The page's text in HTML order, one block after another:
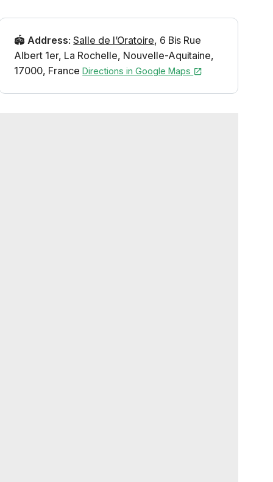
🏟️ Address:Salle de l’Oratoire, 6 Bis Rue
Albert 1er, La Rochelle, Nouvelle-Aquitaine,
17000, France Directions in Google Maps